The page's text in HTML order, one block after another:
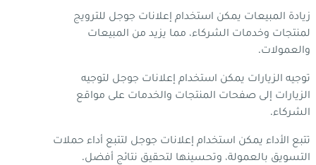
زيادة المبيعات يمكن استخدام إعلانات جوجل للترويج
لمنتجات وخدمات الشركاء، مما يزيد من المبيعات
والعمولات.
توجيه الزيارات يمكن استخدام إعلانات جوجل لتوجيه
الزيارات إلى صفحات المنتجات والخدمات على مواقع
الشركاء.
تتبع الأداء يمكن استخدام إعلانات جوجل لتتبع أداء حملات
التسويق بالعمولة، وتحسينها لتحقيق نتائج أفضل.